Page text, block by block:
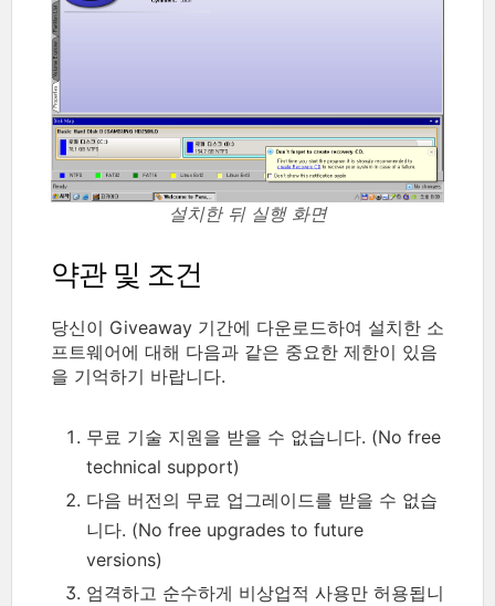
설치한 뒤 실행 화면
약관 및 조건
당신이 Giveaway 기간에 다운로드하여 설치한 소
프트웨어에 대해 다음과 같은 중요한 제한이 있음
을 기억하기 바랍니다.
무료 기술 지원을 받을 수 없습니다. (No free
technical support)
다음 버전의 무료 업그레이드를 받을 수 없습
니다. (No free upgrades to future
versions)
엄격하고 순수하게 비상업적 사용만 허용됩니